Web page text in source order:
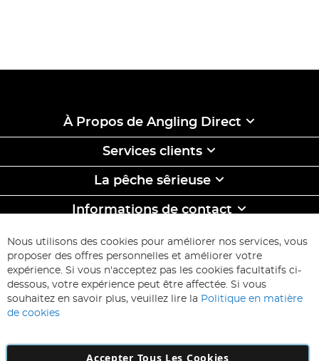
À Propos de Angling Direct
Services clients
La pêche sêrieuse
Informations de contact
ABONNEZ-VOUS & ECONOMISEZ
Inscription
à
d’information
:
Inscription
Nous utilisons des cookies pour améliorer nos services, vous
proposer des offres personnelles et améliorer votre
expérience. Si vous n'acceptez pas les cookies facultatifs ci-
dessous, votre expérience peut être affectée. Si vous
souhaitez en savoir plus, veuillez lire la Politique en matière
de cookies
Accepter Tous Les Cookies